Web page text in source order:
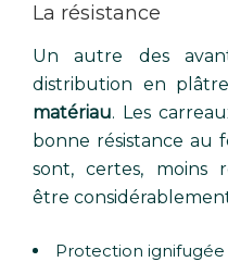
La résistance
Un autre des
distribution en
matériau. Les
bonne résistance au
sont, certes, moins
être
Protection ignifugée